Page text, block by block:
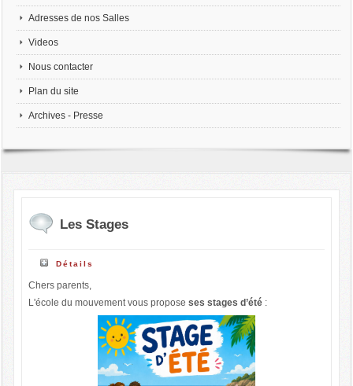
Adresses de nos Salles
Videos
Nous contacter
Plan du site
Archives - Presse
Les Stages
Détails
Chers parents,
L'école du mouvement vous propose ses stages d’été :